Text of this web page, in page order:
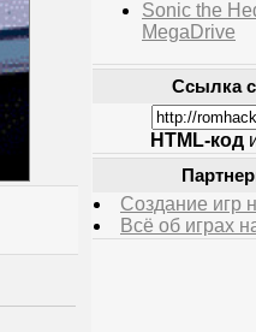
Sonic the
MegaDrive
Ссылка
HTML-код
Создание игр
Всё об играх